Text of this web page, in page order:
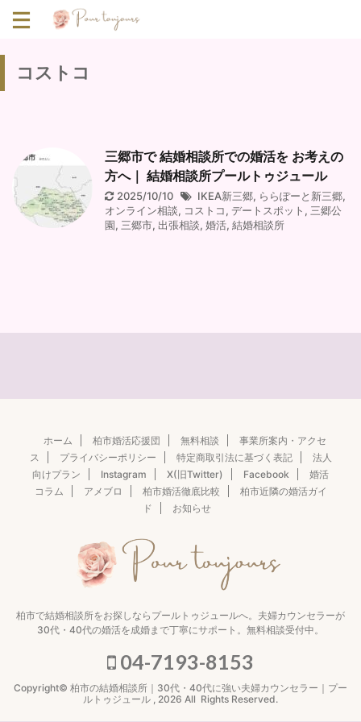
コストコ
三郷市で 結婚相談所での婚活を お考えの
方へ｜ 結婚相談所プールトゥジュール
2025/10/10 IKEA新三郷, ららぽーと新三郷,
オンライン相談, コストコ, デートスポット , 三郷公
園, 三郷市, 出張相談, 婚活, 結婚相談所
ホーム 柏市婚活応援団 無料相談
事業所案内・アクセ
ス
プライバシーポリシー 特定商取引法に基づく表記
法人
向けプラン
Instagram X(旧Twitter) Facebook
婚活
コラム
アメブロ 柏市婚活徹底比較
柏市近隣の婚活ガイ
ド
お知らせ
柏市で結婚相談所をお探しならプールトゥジュールへ。夫婦カウンセラーが
30代・40代の婚活を成婚まで丁寧にサポート。無料相談受付中。
04-7193-8153
Copyright© 柏市の結婚相談所｜30代・40代に強い夫婦カウンセラー｜プー
ルトゥジュール , 2026 All Rights Reserved.